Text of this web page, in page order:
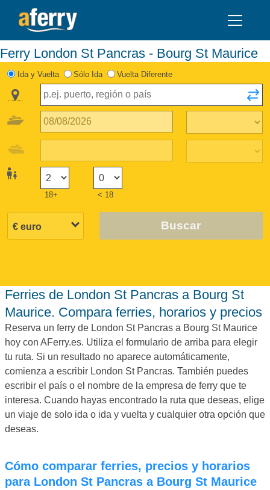
Ferry London St Pancras - Bourg St Maurice
Ida y Vuelta Sólo Ida Vuelta Diferente
18+ < 18
Buscar
Ferries de London St Pancras a Bourg St
Maurice. Compara ferries, horarios y precios
Reserva un ferry de London St Pancras a Bourg St Maurice
hoy con AFerry.es. Utiliza el formulario de arriba para elegir
tu ruta. Si un resultado no aparece automáticamente,
comienza a escribir London St Pancras. También puedes
escribir el país o el nombre de la empresa de ferry que te
interesa. Cuando hayas encontrado la ruta que deseas, elige
un viaje de solo ida o ida y vuelta y cualquier otra opción que
deseas.
Cómo comparar ferries, precios y horarios
para London St Pancras a Bourg St Maurice